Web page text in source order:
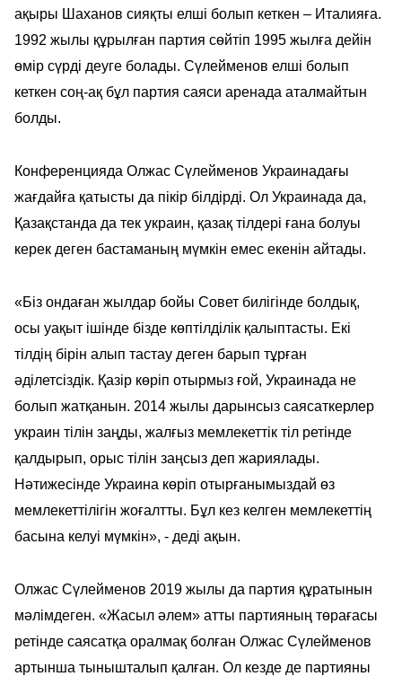
ақыры Шаханов сияқты елші болып кеткен – Италияға.
1992 жылы құрылған партия сөйтіп 1995 жылға дейін
өмір сүрді деуге болады. Сүлейменов елші болып
кеткен соң-ақ бұл партия саяси аренада аталмайтын
болды.
Конференцияда Олжас Сүлейменов Украинадағы
жағдайға қатысты да пікір білдірді. Ол Украинада да,
Қазақстанда да тек украин, қазақ тілдері ғана болуы
керек деген бастаманың мүмкін емес екенін айтады.
«Біз ондаған жылдар бойы Совет билігінде болдық,
осы уақыт ішінде бізде көптілділік қалыптасты. Екі
тілдің бірін алып тастау деген барып тұрған
әділетсіздік. Қазір көріп отырмыз ғой, Украинада не
болып жатқанын. 2014 жылы дарынсыз саясаткерлер
украин тілін заңды, жалғыз мемлекеттік тіл ретінде
қалдырып, орыс тілін заңсыз деп жариялады.
Нәтижесінде Украина көріп отырғанымыздай өз
мемлекеттілігін жоғалтты. Бұл кез келген мемлекеттің
басына келуі мүмкін», - деді ақын.
Олжас Сүлейменов 2019 жылы да партия құратынын
мәлімдеген. «Жасыл әлем» атты партияның төрағасы
ретінде саясатқа оралмақ болған Олжас Сүлейменов
артынша тынышталып қалған. Ол кезде де партияны